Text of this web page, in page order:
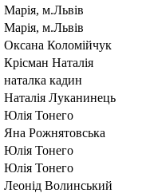
Марія, м.Львів
Марія, м.Львів
Оксана Коломійчук
Крісман Наталія
наталка кадин
Наталія Луканинець
Юлія Тонего
Яна Рожнятовська
Юлія Тонего
Юлія Тонего
Леонід Волинський